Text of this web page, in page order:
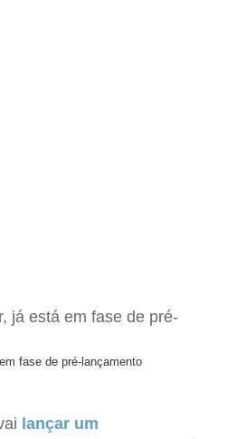
fase de pré-lançamento
lançar um